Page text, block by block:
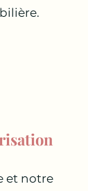
et notre